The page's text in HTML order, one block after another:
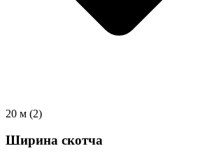
20 м (2)
Ширина скотча